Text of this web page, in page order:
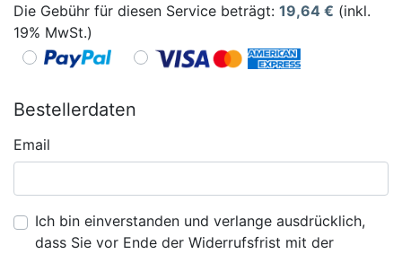
Die Gebühr für diesen Service beträgt: 19,64 € (inkl.
19% MwSt.)
Bestellerdaten
Email
Ich bin einverstanden und verlange ausdrücklich,
dass Sie vor Ende der Widerrufsfrist mit der